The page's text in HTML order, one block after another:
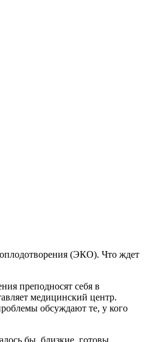
оплодотворения (ЭКО). Что ждет
преподносят себя в
медицинский центр.
обсуждают те, у кого
бы, близкие, готовы